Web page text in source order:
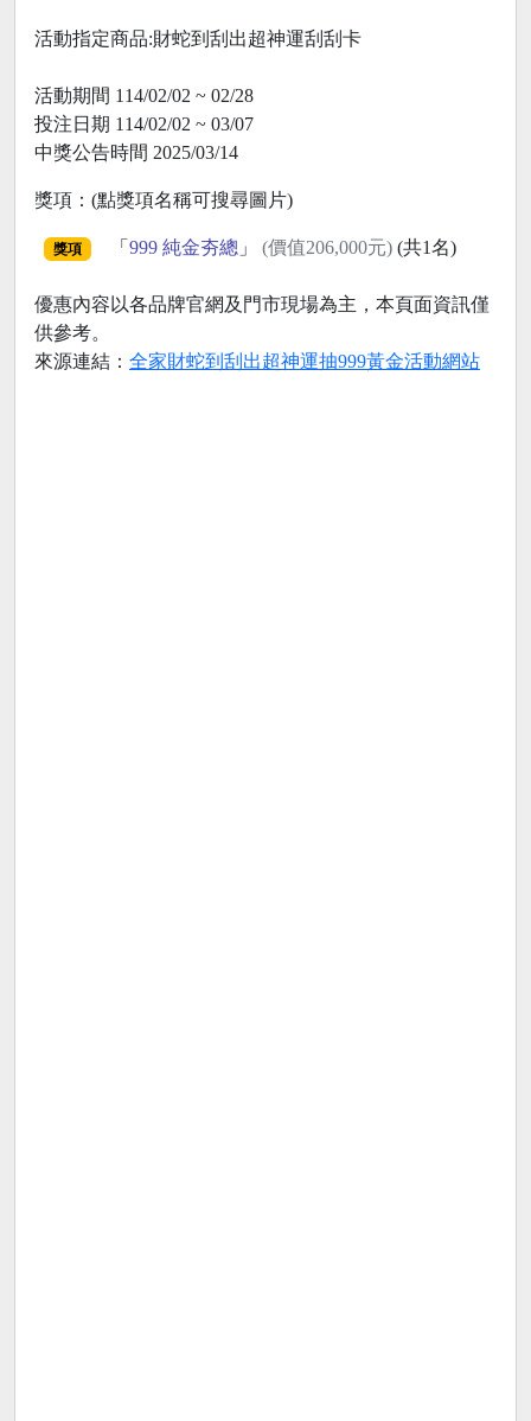
活動指定商品:財蛇到刮出超神運刮刮卡
活動期間 114/02/02 ~ 02/28
投注日期 114/02/02 ~ 03/07
中獎公告時間 2025/03/14
獎項：(點獎項名稱可搜尋圖片)
獎項 「 999 純金夯總 」 (價值206,000元)(共1名)
優惠內容以各品牌官網及門市現場為主，本頁面資訊僅
供參考。
來源連結： 全家財蛇到刮出超神運抽999黃金活動網站